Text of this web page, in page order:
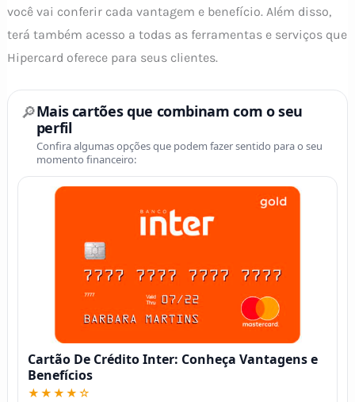
você vai conferir cada vantagem e benefício. Além disso,
terá também acesso a todas as ferramentas e serviços que
Hipercard oferece para seus clientes.
🔎Mais cartões que combinam com o seu
perfil
Confira algumas opções que podem fazer sentido para o seu
momento financeiro:
Cartão De Crédito Inter: Conheça Vantagens e
Benefícios
★★★★☆